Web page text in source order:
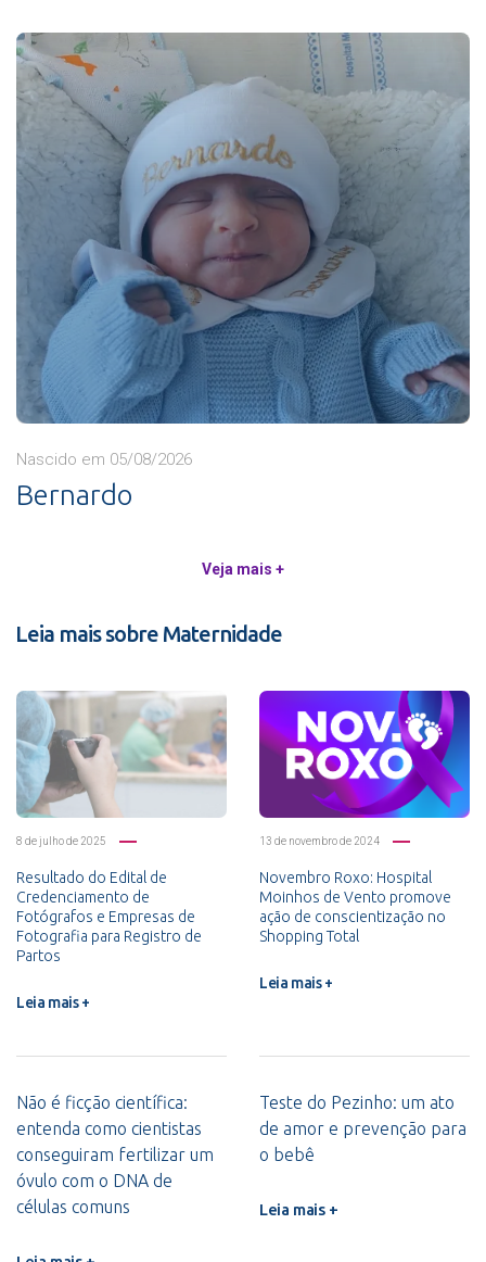
Nascido em 05/08/2026
Bernardo
Veja mais +
Leia mais sobre Maternidade
8 de julho de 2025
Resultado do Edital de
Credenciamento de
Fotógrafos e Empresas de
Fotografia para Registro de
Partos
Leia mais +
13 de novembro de 2024
Novembro Roxo: Hospital
Moinhos de Vento promove
ação de conscientização no
Shopping Total
Leia mais +
Não é ficção científica:
entenda como cientistas
conseguiram fertilizar um
óvulo com o DNA de
células comuns
Teste do Pezinho: um ato
de amor e prevenção para
o bebê
Leia mais +